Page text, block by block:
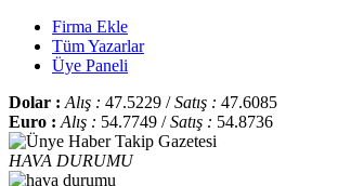
Firma Ekle
Tüm Yazarlar
Üye Paneli
Dolar : Alış : 47.5229 /Satış : 47.6085
Euro : Alış : 54.7749 /Satış : 54.8736
HAVA DURUMU